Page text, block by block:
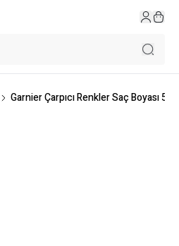
Garnier Çarpıcı Renkler Saç Boyası 5-